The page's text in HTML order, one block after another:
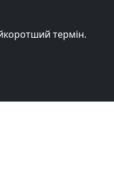
термін.